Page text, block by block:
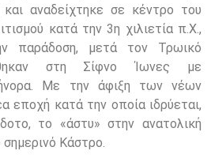
αναδείχτηκε σε κέντρο του
κατά την 3η χιλιετία π.Χ.,
παράδοση, μετά τον Τρωικό
στη Σίφνο Ίωνες με
Με την άφιξη των νέων
εποχή κατά την οποία ιδρύεται,
το «άστυ» στην ανατολική
Κάστρο.